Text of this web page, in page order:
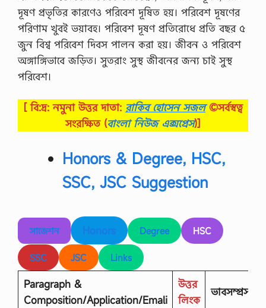
দূষণ প্রভৃতির কারণেও পরিবেশ দূষিত হয়। পরিবেশ দূষণের
পরিণাম খুবই ভয়াবহ। পরিবেশ দূষণ প্রতিরােধে প্রতি বছর ৫
জুন বিশ্ব পরিবেশ দিবস পালন করা হয়। জীবন ও পরিবেশ
অঙ্গাঙ্গিভাবে জড়িত। সুতরাং সুস্থ জীবনের জন্য চাই সুস্থ
পরিবেশ।
[ বি:দ্র: নমুনা উত্তর দাতা: রাকিব হোসেন সজল ©সর্বস্বত্ব
সংরক্ষিত (বাংলা নিউজ এক্সপ্রেস)]
Honors & Degree, HSC,
SSC, JSC Suggestion
সাজেশন Honors Degree HSC
SSC JSC Links
Paragraph &
Composition/Application/Emali
উত্তর
লিংক
ভাবসম্প্রসারণ